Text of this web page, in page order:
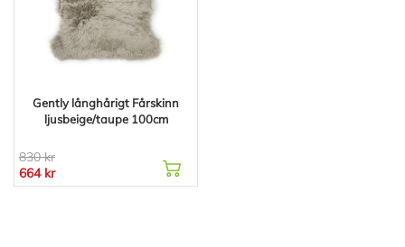
Gently långhårigt Fårskinn
ljusbeige/taupe 100cm
830 kr
664 kr